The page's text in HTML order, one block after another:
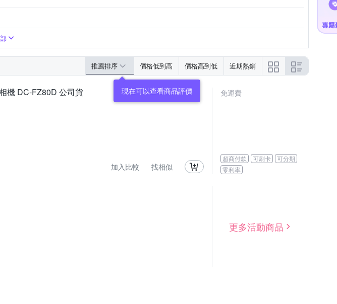
推薦排序 價格低到高 價格高到低 近期熱銷
現在可以查看商品評價
機 DC-FZ80D 公司貨
加入比較 找相似
免運費
超商付款 可刷卡
可分期
零利率
更多活動商品